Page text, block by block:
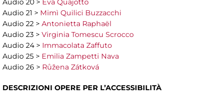
Audio 20 > Eva Quajotto
Audio 21 > Mimì Quilici Buzzacchi
Audio 22 > Antonietta Raphaël
Audio 23 > Virginia Tomescu Scrocco
Audio 24 > Immacolata Zaffuto
Audio 25 > Emilia Zampetti Nava
Audio 26 > Růžena Zátková
DESCRIZIONI OPERE PER L’ACCESSIBILITÀ